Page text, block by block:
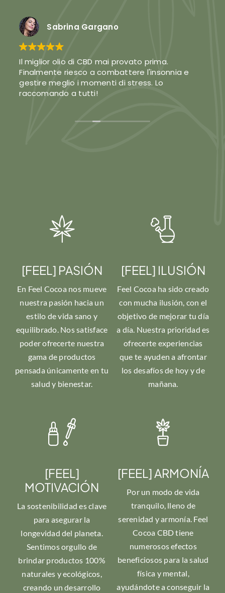
Sabrina Gargano
Il miglior olio di CBD mai provato prima.
Finalmente riesco a combattere l'insonnia e
gestire meglio i momenti di stress. Lo
raccomando a tutti!
[FEEL] PASIÓN
En Feel Cocoa nos mueve
nuestra pasión hacia un
estilo de vida sano y
equilibrado. Nos satisface
poder ofrecerte nuestra
gama de productos
pensada únicamente en tu
salud y bienestar.
[FEEL] ILUSIÓN
Feel Cocoa ha sido creado
con mucha ilusión, con el
objetivo de mejorar tu día
a día. Nuestra prioridad es
ofrecerte experiencias
que te ayuden a afrontar
los desafíos de hoy y de
mañana.
[FEEL]
MOTIVACIÓN
La sostenibilidad es clave
para asegurar la
longevidad del planeta.
Sentimos orgullo de
brindar productos 100%
naturales y ecológicos,
creando un desarrollo
[FEEL] ARMONÍA
Por un modo de vida
tranquilo, lleno de
serenidad y armonía. Feel
Cocoa CBD tiene
numerosos efectos
beneficiosos para la salud
física y mental,
ayudándote a conseguir la